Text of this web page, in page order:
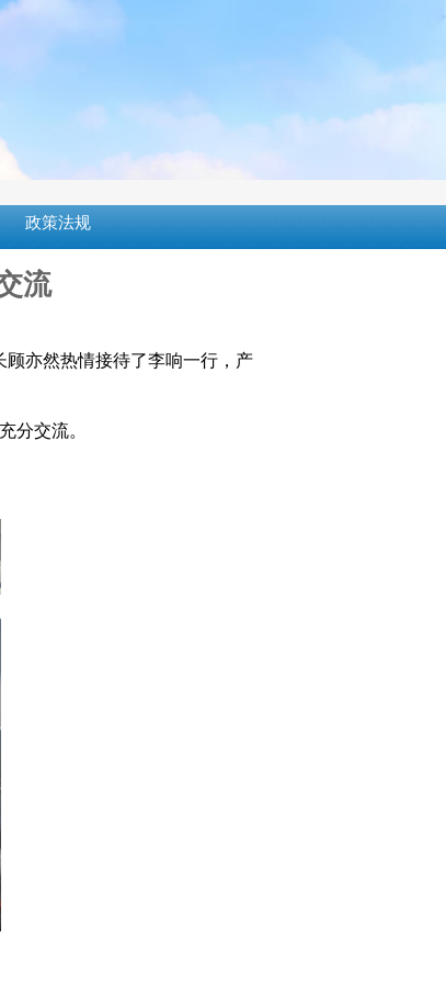
政策法规
流
顾亦然热情接待了李响一行，产
分交流。